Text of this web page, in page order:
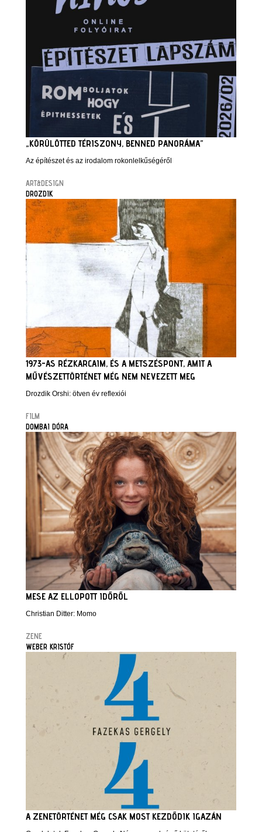
„KÖRÜLÖTTED TÉRISZONY, BENNED PANORÁMA”
Az építészet és az irodalom rokonlelkűségéről
ART&DESIGN
DROZDIK
1973-AS RÉZKARCAIM, ÉS A METSZÉSPONT, AMIT A
MŰVÉSZETTÖRTÉNET MÉG NEM NEVEZETT MEG
Drozdik Orshi: ötven év reflexiói
FILM
DOMBAI DÓRA
MESE AZ ELLOPOTT IDŐRŐL
Christian Ditter: Momo
ZENE
WEBER KRISTÓF
A ZENETÖRTÉNET MÉG CSAK MOST KEZDŐDIK IGAZÁN